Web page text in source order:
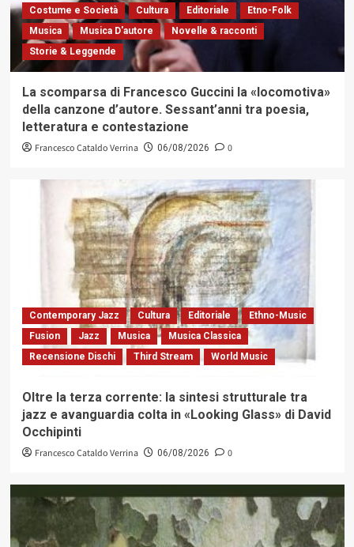
Costume e Società Cultura Editoriale
Etno-Folk
Musica
Musica D'autore
Novelle & racconti
Storie & Leggende
La scomparsa di Francesco Guccini la «locomotiva»
della canzone d’autore. Sessant’anni tra poesia,
letteratura e contestazione
Francesco Cataldo Verrina 06/08/2026 0
Contemporary Jazz Cultura Editoriale
Ethno-Music
Fusion
Jazz Musica
Musica Classica
Recensione Dischi
Third Stream World Music
Oltre la terza corrente: la sintesi strutturale tra
jazz e avanguardia colta in «Looking Glass» di David
Occhipinti
Francesco Cataldo Verrina 06/08/2026 0